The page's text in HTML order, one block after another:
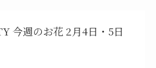
今週のお花 2月4日・5日